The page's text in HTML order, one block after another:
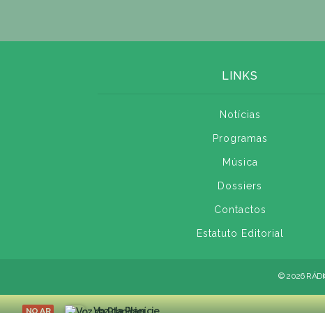
LINKS
Notícias
Programas
Música
Dossiers
Contactos
Estatuto Editorial
© 2026
NO AR